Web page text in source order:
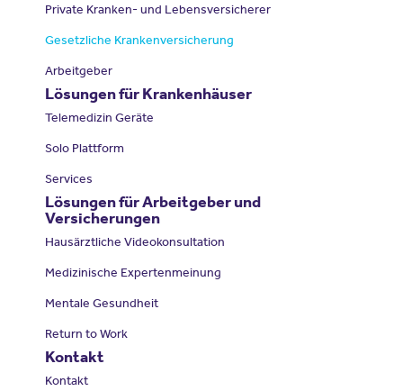
Private Kranken- und Lebensversicherer
Gesetzliche Krankenversicherung
Arbeitgeber
Lösungen für Krankenhäuser
Telemedizin Geräte
Solo Plattform
Services
Lösungen für Arbeitgeber und
Versicherungen
Hausärztliche Videokonsultation
Medizinische Expertenmeinung
Mentale Gesundheit
Return to Work
Kontakt
Kontakt